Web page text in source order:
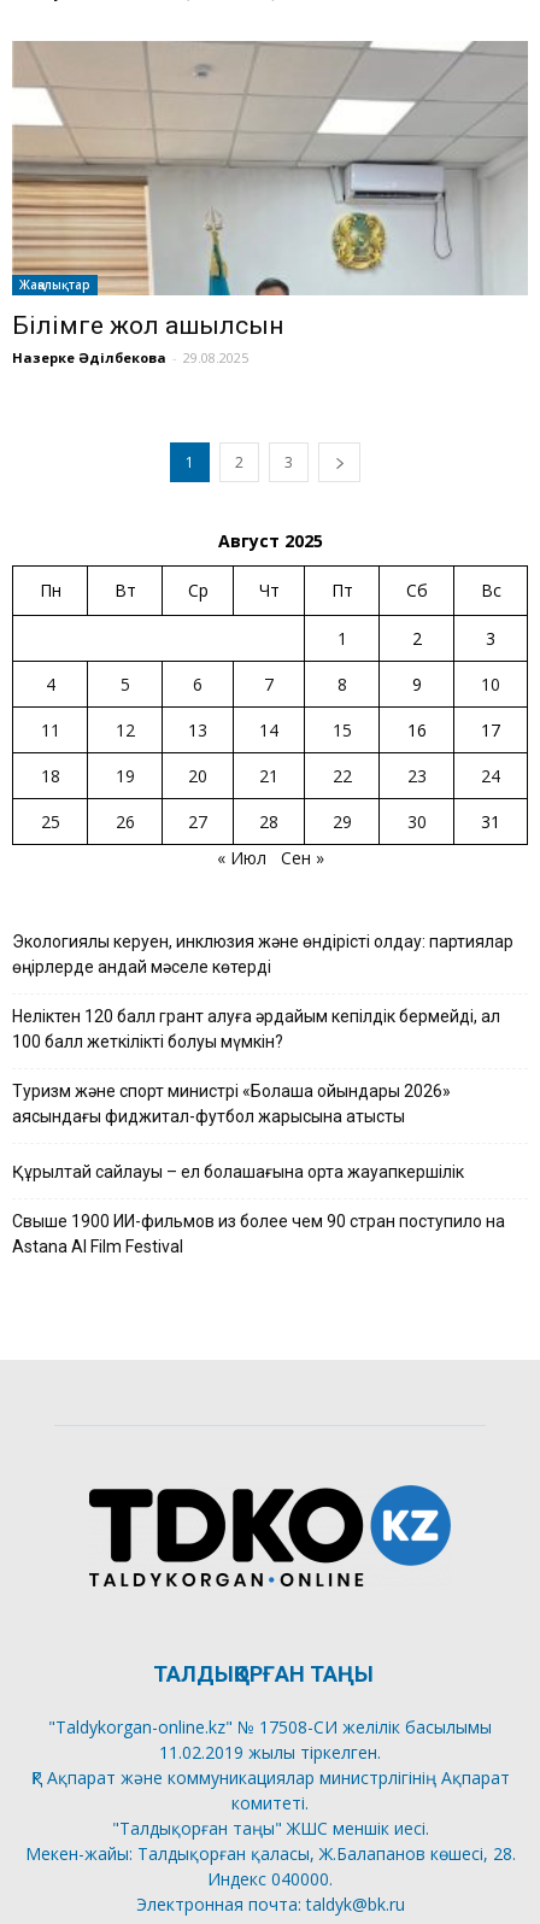
Жаңалықтар
Білімге жол ашылсын
Назерке Әділбекова - 29.08.2025
1 2 3
Август 2025
Пн Вт Ср Чт Пт Сб Вс
1 2
3
4
5 6 7 8 9
10
11
12 13 14 15 16
17
18
19 20 21 22 23
24
25
26 27 28 29 30
31
« Июл
Сен »
Экологиялық керуен, инклюзия және өндірісті қолдау: партиялар
өңірлерде қандай мәселе көтерді
Неліктен 120 балл грант алуға әрдайым кепілдік бермейді, ал
100 балл жеткілікті болуы мүмкін?
Туризм және спорт министрі «Болашақ ойындары 2026»
аясындағы фиджитал-футбол жарысына қатысты
Құрылтай сайлауы – ел болашағына ортақ жауапкершілік
Свыше 1900 ИИ-фильмов из более чем 90 стран поступило на
Astana AI Film Festival
ТАЛДЫҚОРҒАН ТАҢЫ
"Taldykorgan-online.kz" № 17508-СИ желілік басылымы
11.02.2019 жылы тіркелген.
ҚР Ақпарат және коммуникациялар министрлігінің Ақпарат
комитеті.
"Талдықорған таңы" ЖШС меншік иесі.
Мекен-жайы: Талдықорған қаласы, Ж.Балапанов көшесі, 28.
Индекс 040000.
Электронная почта: taldyk@bk.ru